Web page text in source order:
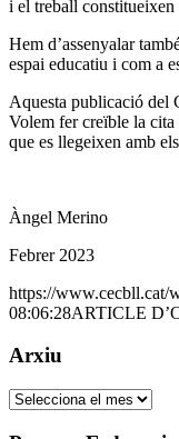
i el treball constitueixen
Hem d’assenyalar
espai educatiu i com a
Aquesta publicació del
Volem fer creïble la cita
que es llegeixen amb
Àngel Merino
Febrer 2023
https://www.cecbll.cat/
08:06:28ARTICLE
Arxiu
Arxiu